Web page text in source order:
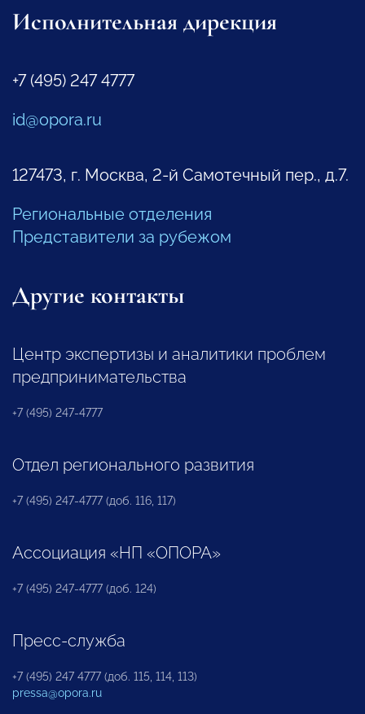
Исполнительная дирекция
+7 (495) 247 4777
id@opora.ru
127473, г. Москва, 2-й Самотечный пер., д.7.
Региональные отделения
Представители за рубежом
Другие контакты
Центр экспертизы и аналитики проблем
предпринимательства
+7 (495) 247-4777
Отдел регионального развития
+7 (495) 247-4777 (доб. 116, 117)
Ассоциация «НП «ОПОРА»
+7 (495) 247-4777 (доб. 124)
Пресс-служба
+7 (495) 247 4777 (доб. 115, 114, 113)
pressa@opora.ru